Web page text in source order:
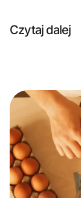
Czytaj dalej